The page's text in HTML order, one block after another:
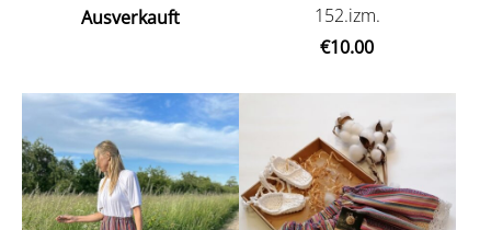
Ausverkauft
152.izm.
€10.00